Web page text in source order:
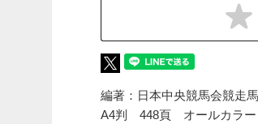
編著：日本中央競馬会競走
A4判 448頁 オールカラー